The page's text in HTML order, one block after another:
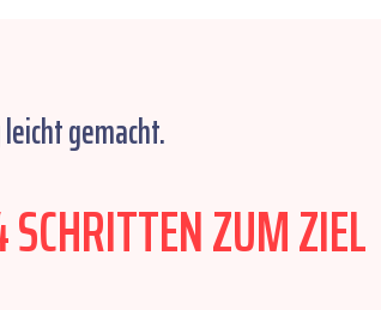
gemacht.
ZUM ZIEL